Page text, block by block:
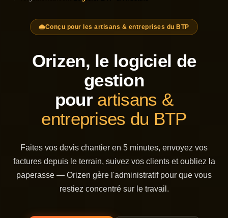
Conçu pour les artisans & entreprises du BTP
Orizen, le logiciel de
gestion
pour artisans &
entreprises du BTP
Faites vos devis chantier en 5 minutes, envoyez vos
factures depuis le terrain, suivez vos clients et oubliez la
paperasse — Orizen gère l'administratif pour que vous
restiez concentré sur le travail.